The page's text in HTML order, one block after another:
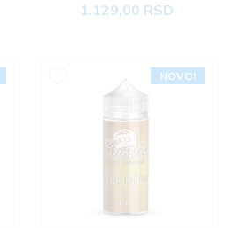
1.129,00 RSD
NOVO!